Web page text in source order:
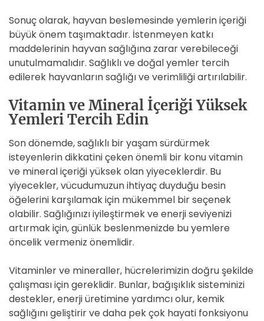
Sonuç olarak, hayvan beslemesinde yemlerin içeriği
büyük önem taşımaktadır. İstenmeyen katkı
maddelerinin hayvan sağlığına zarar verebileceği
unutulmamalıdır. Sağlıklı ve doğal yemler tercih
edilerek hayvanların sağlığı ve verimliliği artırılabilir.
Vitamin ve Mineral İçeriği Yüksek
Yemleri Tercih Edin
Son dönemde, sağlıklı bir yaşam sürdürmek
isteyenlerin dikkatini çeken önemli bir konu vitamin
ve mineral içeriği yüksek olan yiyeceklerdir. Bu
yiyecekler, vücudumuzun ihtiyaç duyduğu besin
öğelerini karşılamak için mükemmel bir seçenek
olabilir. Sağlığınızı iyileştirmek ve enerji seviyenizi
artırmak için, günlük beslenmenizde bu yemlere
öncelik vermeniz önemlidir.
Vitaminler ve mineraller, hücrelerimizin doğru şekilde
çalışması için gereklidir. Bunlar, bağışıklık sisteminizi
destekler, enerji üretimine yardımcı olur, kemik
sağlığını geliştirir ve daha pek çok hayati fonksiyonu